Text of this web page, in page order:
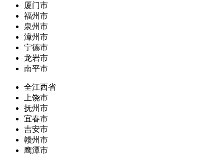
厦门市
福州市
泉州市
漳州市
宁德市
龙岩市
南平市
全江西省
上饶市
抚州市
宜春市
吉安市
赣州市
鹰潭市